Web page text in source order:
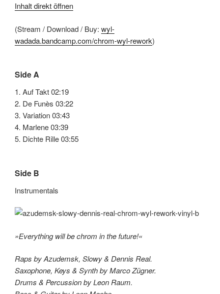
Inhalt direkt öffnen
(Stream / Download / Buy: wyl-
wadada.bandcamp.com/chrom-wyl-rework)
Side A
1. Auf Takt 02:19
2. De Funès 03:22
3. Variation 03:43
4. Marlene 03:39
5. Dichte Rille 03:55
Side B
Instrumentals
»Everything will be chrom in the future!«
Raps by Azudemsk, Slowy & Dennis Real.
Saxophone, Keys & Synth by Marco Zügner.
Drums & Percussion by Leon Raum.